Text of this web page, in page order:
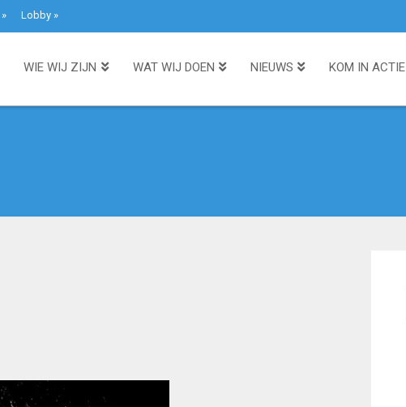
» Lobby»
WIE WIJ ZIJN WAT WIJ DOEN NIEUWS KOM IN ACTIE